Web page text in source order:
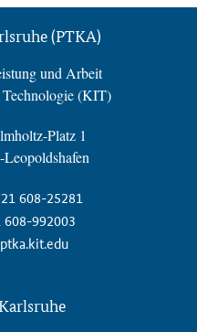
(PTKA)
und Arbeit
(KIT)
Platz 1
608-25281
608-992003